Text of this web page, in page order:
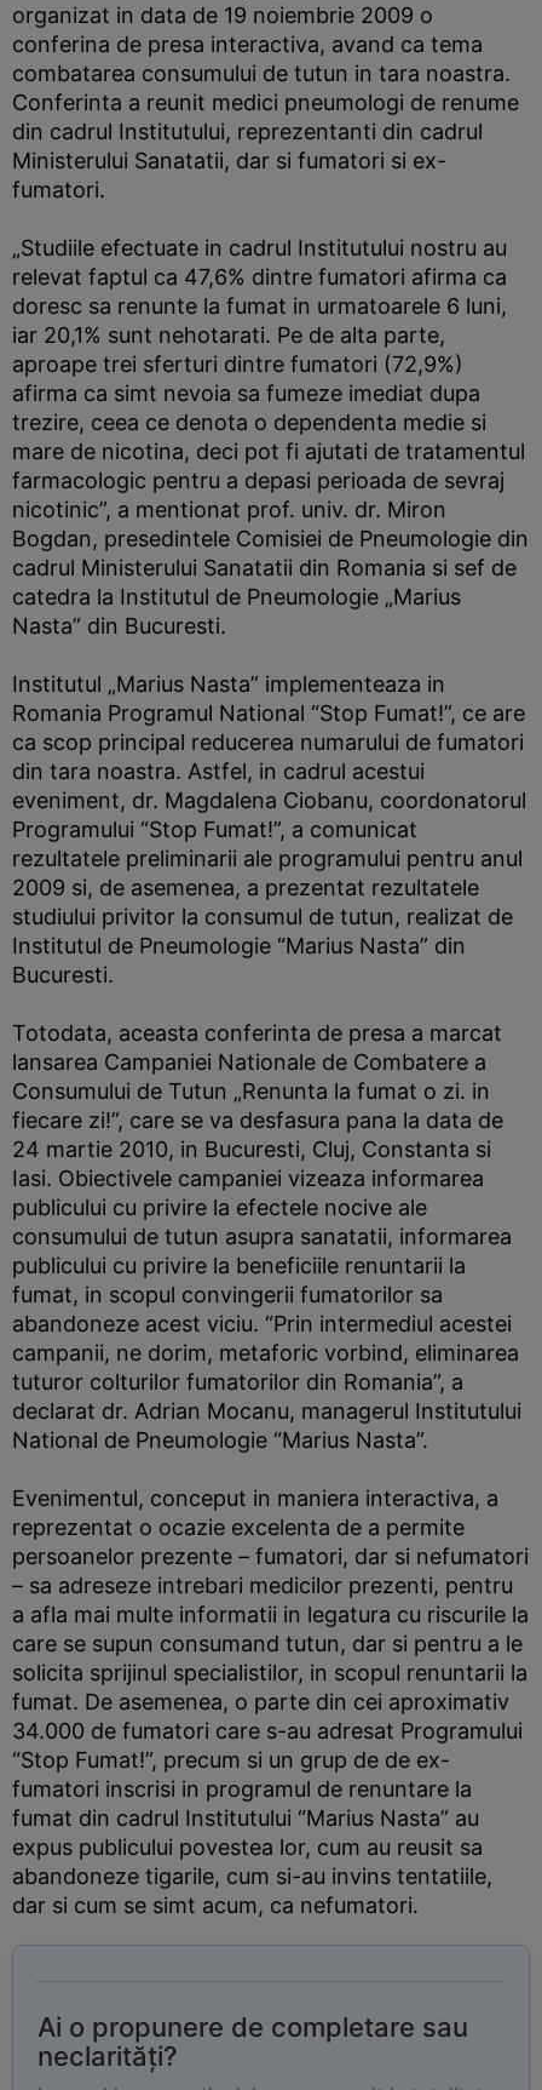
organizat in data de 19 noiembrie 2009 o
conferina de presa interactiva, avand ca tema
combatarea consumului de tutun in tara noastra.
Conferinta a reunit medici pneumologi de renume
din cadrul Institutului, reprezentanti din cadrul
Ministerului Sanatatii, dar si fumatori si ex-
fumatori.
„Studiile efectuate in cadrul Institutului nostru au
relevat faptul ca 47,6% dintre fumatori afirma ca
doresc sa renunte la fumat in urmatoarele 6 luni,
iar 20,1% sunt nehotarati. Pe de alta parte,
aproape trei sferturi dintre fumatori (72,9%)
afirma ca simt nevoia sa fumeze imediat dupa
trezire, ceea ce denota o dependenta medie si
mare de nicotina, deci pot fi ajutati de tratamentul
farmacologic pentru a depasi perioada de sevraj
nicotinic”, a mentionat prof. univ. dr. Miron
Bogdan, presedintele Comisiei de Pneumologie din
cadrul Ministerului Sanatatii din Romania si sef de
catedra la Institutul de Pneumologie „Marius
Nasta” din Bucuresti.
Institutul „Marius Nasta” implementeaza in
Romania Programul National “Stop Fumat!”, ce are
ca scop principal reducerea numarului de fumatori
din tara noastra. Astfel, in cadrul acestui
eveniment, dr. Magdalena Ciobanu, coordonatorul
Programului “Stop Fumat!”, a comunicat
rezultatele preliminarii ale programului pentru anul
2009 si, de asemenea, a prezentat rezultatele
studiului privitor la consumul de tutun, realizat de
Institutul de Pneumologie “Marius Nasta” din
Bucuresti.
Totodata, aceasta conferinta de presa a marcat
lansarea Campaniei Nationale de Combatere a
Consumului de Tutun „Renunta la fumat o zi. in
fiecare zi!”, care se va desfasura pana la data de
24 martie 2010, in Bucuresti, Cluj, Constanta si
Iasi. Obiectivele campaniei vizeaza informarea
publicului cu privire la efectele nocive ale
consumului de tutun asupra sanatatii, informarea
publicului cu privire la beneficiile renuntarii la
fumat, in scopul convingerii fumatorilor sa
abandoneze acest viciu. “Prin intermediul acestei
campanii, ne dorim, metaforic vorbind, eliminarea
tuturor colturilor fumatorilor din Romania”, a
declarat dr. Adrian Mocanu, managerul Institutului
National de Pneumologie “Marius Nasta”.
Evenimentul, conceput in maniera interactiva, a
reprezentat o ocazie excelenta de a permite
persoanelor prezente – fumatori, dar si nefumatori
– sa adreseze intrebari medicilor prezenti, pentru
a afla mai multe informatii in legatura cu riscurile la
care se supun consumand tutun, dar si pentru a le
solicita sprijinul specialistilor, in scopul renuntarii la
fumat. De asemenea, o parte din cei aproximativ
34.000 de fumatori care s-au adresat Programului
“Stop Fumat!”, precum si un grup de de ex-
fumatori inscrisi in programul de renuntare la
fumat din cadrul Institutului “Marius Nasta” au
expus publicului povestea lor, cum au reusit sa
abandoneze tigarile, cum si-au invins tentatiile,
dar si cum se simt acum, ca nefumatori.
Ai o propunere de completare sau
neclarități?